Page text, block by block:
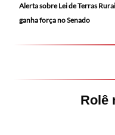
Alerta sobre Lei de Terras
ganha força no Senado
Rolê